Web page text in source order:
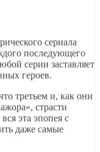
сериала
последующего
серии заставляет
героев.
третьем и, как они
страсти
эта эпопея с
даже самые